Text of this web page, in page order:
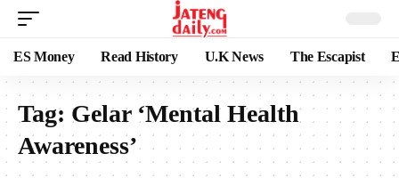
ES Money Read History U.K News The Escapist
Tag: Gelar ‘Mental Health
Awareness’